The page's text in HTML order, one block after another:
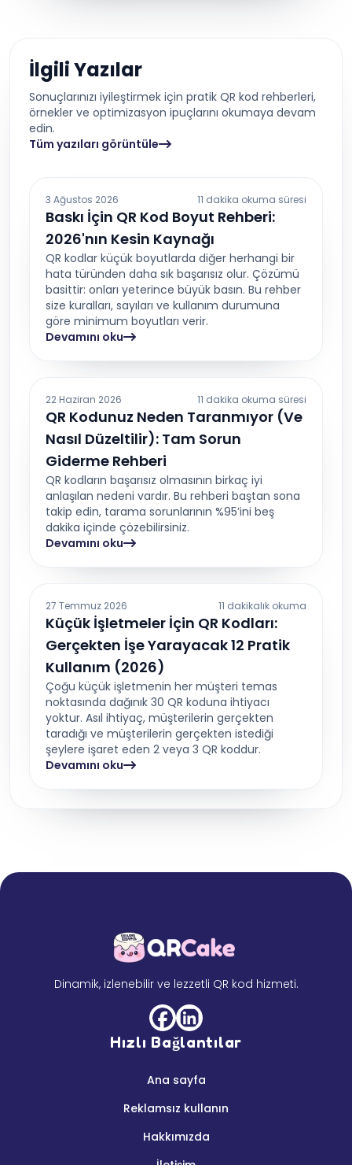
İlgili Yazılar
Sonuçlarınızı iyileştirmek için pratik QR kod rehberleri,
örnekler ve optimizasyon ipuçlarını okumaya devam
edin.
Tüm yazıları görüntüle
3 Ağustos 2026 11 dakika okuma süresi
Baskı İçin QR Kod Boyut Rehberi:
2026'nın Kesin Kaynağı
QR kodlar küçük boyutlarda diğer herhangi bir
hata türünden daha sık başarısız olur. Çözümü
basittir: onları yeterince büyük basın. Bu rehber
size kuralları, sayıları ve kullanım durumuna
göre minimum boyutları verir.
Devamını oku
22 Haziran 2026 11 dakika okuma süresi
QR Kodunuz Neden Taranmıyor (Ve
Nasıl Düzeltilir): Tam Sorun
Giderme Rehberi
QR kodların başarısız olmasının birkaç iyi
anlaşılan nedeni vardır. Bu rehberi baştan sona
takip edin, tarama sorunlarının %95’ini beş
dakika içinde çözebilirsiniz.
Devamını oku
27 Temmuz 2026 11 dakikalık okuma
Küçük İşletmeler İçin QR Kodları:
Gerçekten İşe Yarayacak 12 Pratik
Kullanım (2026)
Çoğu küçük işletmenin her müşteri temas
noktasında dağınık 30 QR koduna ihtiyacı
yoktur. Asıl ihtiyaç, müşterilerin gerçekten
taradığı ve müşterilerin gerçekten istediği
şeylere işaret eden 2 veya 3 QR koddur.
Devamını oku
Dinamik, izlenebilir ve lezzetli QR kod hizmeti.
Hızlı Bağlantılar
Ana sayfa
Reklamsız kullanın
Hakkımızda